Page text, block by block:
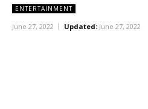
ENTERTAINMENT
June 27, 2022 Updated: June 27, 2022